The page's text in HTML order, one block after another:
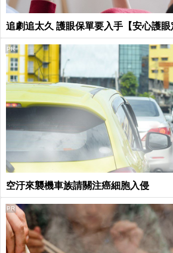
追劇追太久 護眼保單要入手【安心護眼
空汙來襲機車族請關注癌細胞入侵
PR
PR